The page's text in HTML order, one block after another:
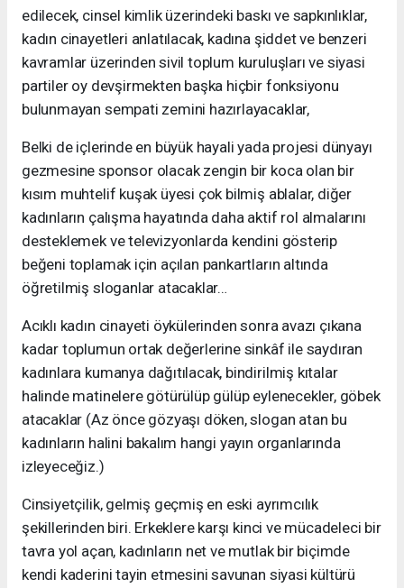
edilecek, cinsel kimlik üzerindeki baskı ve sapkınlıklar,
kadın cinayetleri anlatılacak, kadına şiddet ve benzeri
kavramlar üzerinden sivil toplum kuruluşları ve siyasi
partiler oy devşirmekten başka hiçbir fonksiyonu
bulunmayan sempati zemini hazırlayacaklar,
Belki de içlerinde en büyük hayali yada projesi dünyayı
gezmesine sponsor olacak zengin bir koca olan bir
kısım muhtelif kuşak üyesi çok bilmiş ablalar, diğer
kadınların çalışma hayatında daha aktif rol almalarını
desteklemek ve televizyonlarda kendini gösterip
beğeni toplamak için açılan pankartların altında
öğretilmiş sloganlar atacaklar…
Acıklı kadın cinayeti öykülerinden sonra avazı çıkana
kadar toplumun ortak değerlerine sinkâf ile saydıran
kadınlara kumanya dağıtılacak, bindirilmiş kıtalar
halinde matinelere götürülüp gülüp eylenecekler, göbek
atacaklar (Az önce gözyaşı döken, slogan atan bu
kadınların halini bakalım hangi yayın organlarında
izleyeceğiz.)
Cinsiyetçilik, gelmiş geçmiş en eski ayrımcılık
şekillerinden biri. Erkeklere karşı kinci ve mücadeleci bir
tavra yol açan, kadınların net ve mutlak bir biçimde
kendi kaderini tayin etmesini savunan siyasi kültürü